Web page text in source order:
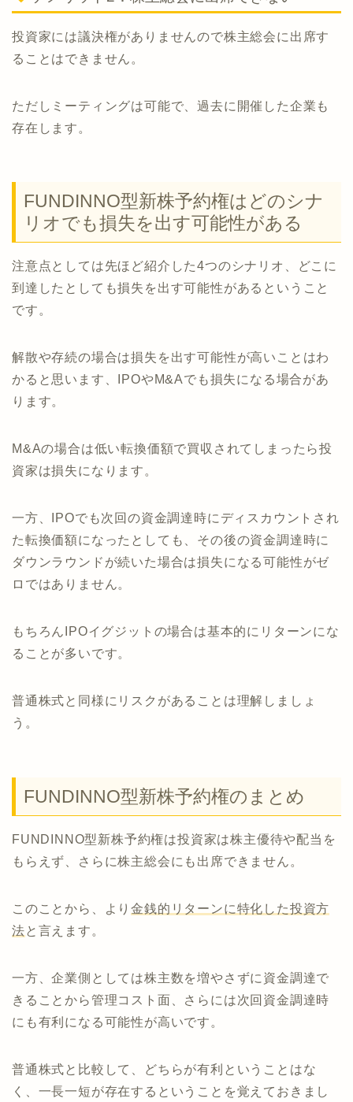
投資家には議決権がありませんので株主総会に出席す
ることはできません。
ただしミーティングは可能で、過去に開催した企業も
存在します。
FUNDINNO型新株予約権はどのシナ
リオでも損失を出す可能性がある
注意点としては先ほど紹介した4つのシナリオ、どこに
到達したとしても損失を出す可能性があるということ
です。
解散や存続の場合は損失を出す可能性が高いことはわ
かると思います、IPOやM&Aでも損失になる場合があ
ります。
M&Aの場合は低い転換価額で買収されてしまったら投
資家は損失になります。
一方、IPOでも次回の資金調達時にディスカウントされ
た転換価額になったとしても、その後の資金調達時に
ダウンラウンドが続いた場合は損失になる可能性がゼ
ロではありません。
もちろんIPOイグジットの場合は基本的にリターンにな
ることが多いです。
普通株式と同様にリスクがあることは理解しましょ
う。
FUNDINNO型新株予約権のまとめ
FUNDINNO型新株予約権は投資家は株主優待や配当を
もらえず、さらに株主総会にも出席できません。
このことから、より金銭的リターンに特化した投資方
法と言えます。
一方、企業側としては株主数を増やさずに資金調達で
きることから管理コスト面、さらには次回資金調達時
にも有利になる可能性が高いです。
普通株式と比較して、どちらが有利ということはな
く、一長一短が存在するということを覚えておきまし